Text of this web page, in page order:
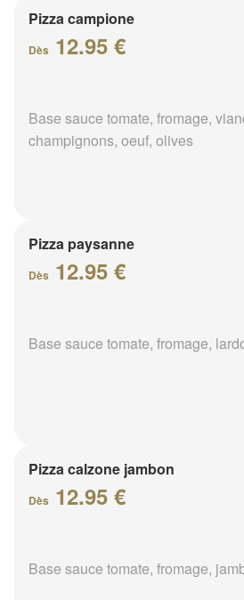
Pizza campione
Dès 12.95 €
Base sauce tomate, fromage,
champignons, oeuf, olives
Pizza paysanne
Dès 12.95 €
Base sauce tomate, fromage,
Pizza calzone jambon
Dès 12.95 €
Base sauce tomate, fromage,